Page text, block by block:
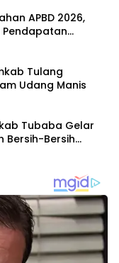
APBD 2026,
Tulang
Udang Manis
Tubaba Gelar
Bersih-Bersih